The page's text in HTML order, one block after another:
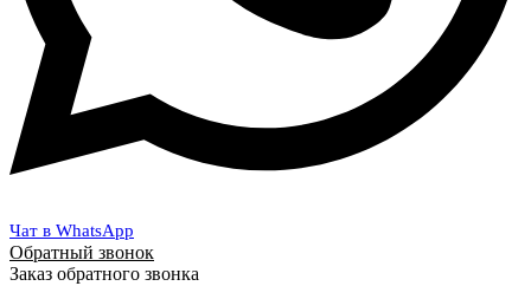
Чат в WhatsApp
Обратный звонок
Заказ обратного звонка